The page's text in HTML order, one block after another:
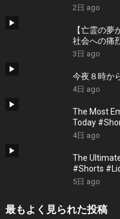
#music
2日 ago
【亡霊の
社会への痛
3日 ago
今夜８時か
4日 ago
The Most
Today
4日 ago
The
#Shorts
5日 ago
最もよく見られた投稿